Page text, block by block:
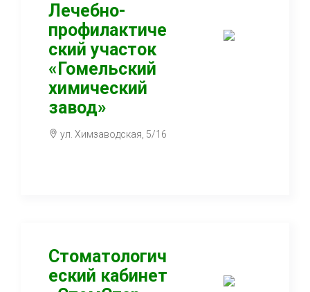
Лечебно-
профилактиче
ский участок
«Гомельский
химический
завод»
ул. Химзаводская, 5/16
Стоматологич
еский кабинет